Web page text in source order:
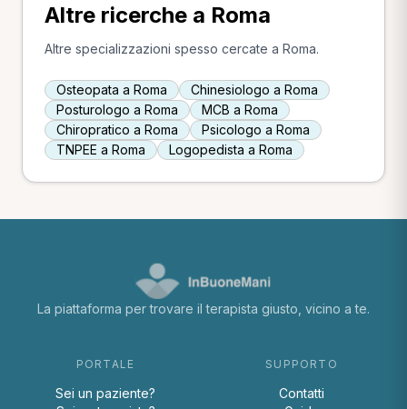
Altre ricerche a Roma
Altre specializzazioni spesso cercate a Roma.
Osteopata a Roma
Chinesiologo a Roma
Posturologo a Roma
MCB a Roma
Chiropratico a Roma
Psicologo a Roma
TNPEE a Roma
Logopedista a Roma
La piattaforma per trovare il terapista giusto, vicino a te.
PORTALE
Sei un paziente?
SUPPORTO
Contatti